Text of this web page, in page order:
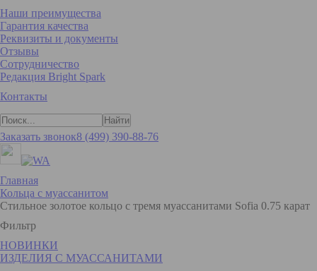
Наши преимущества
Гарантия качества
Реквизиты и документы
Отзывы
Сотрудничество
Редакция Bright Spark
Контакты
Заказать звонок8 (499) 390-88-76
Главная
Кольца с муассанитом
Стильное золотое кольцо с тремя муассанитами Sofia 0.75 карат
Фильтр
НОВИНКИ
ИЗДЕЛИЯ С МУАССАНИТАМИ